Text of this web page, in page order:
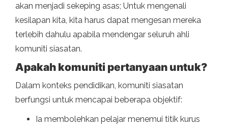
akan menjadi sekeping asas; Untuk mengenali
kesilapan kita, kita harus dapat mengesan mereka
terlebih dahulu apabila mendengar seluruh ahli
komuniti siasatan.
Apakah komuniti pertanyaan untuk?
Dalam konteks pendidikan, komuniti siasatan
berfungsi untuk mencapai beberapa objektif:
Ia membolehkan pelajar menemui titik kurus